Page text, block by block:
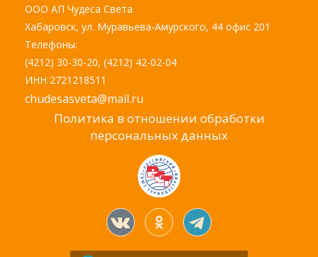
ООО АП Чудеса Света
Хабаровск, ул. Муравьева-Амурского, 44 офис 201
Телефоны:
(4212) 30-30-20, (4212) 42-02-04
ИНН 2721218511
chudesasveta@mail.ru
Политика в отношении обработки
персональных данных